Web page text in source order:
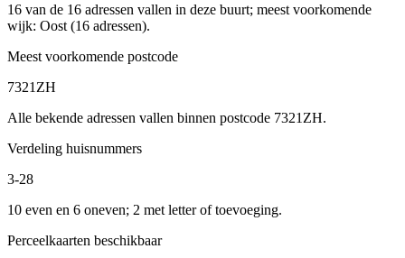
16 van de 16 adressen vallen in deze buurt; meest voorkomende
wijk: Oost (16 adressen).
Meest voorkomende postcode
7321ZH
Alle bekende adressen vallen binnen postcode 7321ZH.
Verdeling huisnummers
3-28
10 even en 6 oneven; 2 met letter of toevoeging.
Perceelkaarten beschikbaar